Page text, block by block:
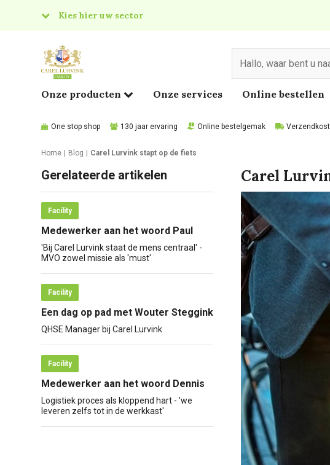
Kies hier uw sector
Food
Onze producten Onze services Online bestellen
One stop shop 130 jaar ervaring Online bestelgemak
Home Blog Carel Lurvink stapt op de fiets
Carel
Gerelateerde artikelen
Facility
Medewerker aan het woord Paul
'Bij Carel Lurvink staat de mens centraal' -
MVO zowel missie als 'must'
Facility
Een dag op pad met Wouter Steggink
QHSE Manager bij Carel Lurvink
Facility
Medewerker aan het woord Dennis
Logistiek proces als kloppend hart - 'we
leveren zelfs tot in de werkkast'